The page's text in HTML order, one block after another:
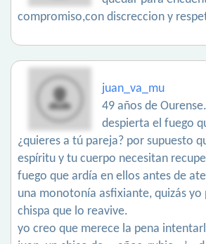
compromiso,con discreccion y
juan_va_mu
49 años de Ourense.
despierta el fuego
¿quieres a tú pareja? por supuesto
espíritu y tu cuerpo necesitan
fuego que ardía en ellos antes de
una monotonía asfixiante, quizás yo
chispa que lo reavive.
yo creo que merece la pena